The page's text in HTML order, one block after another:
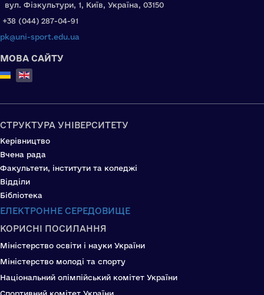
вул. Фізкультури, 1, Київ, Україна, 03150
+38 (044) 287-04-91
pk@uni-sport.edu.ua
МОВА САЙТУ
Select your language
СТРУКТУРА УНІВЕРСИТЕТУ
Керівництво
Вчена рада
Факультети, інститути та коледжі
Відділи
Бібліотека
ЕЛЕКТРОННЕ СЕРЕДОВИЩЕ
КОРИСНІ ПОСИЛАННЯ
Міністерство освіти і науки України
Міністерство молоді та спорту
Національний олімпійський комітет України
Спортивний комітет України